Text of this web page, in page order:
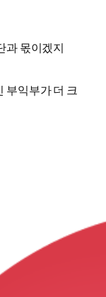
과 몫이겠지
부익부가 더 크